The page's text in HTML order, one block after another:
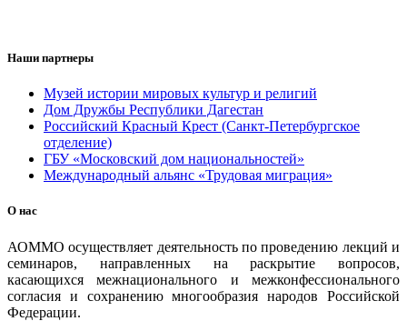
Наши партнеры
Музей истории мировых культур и религий
Дом Дружбы Республики Дагестан
Российский Красный Крест (Санкт-Петербургское
отделение)
ГБУ «Московский дом национальностей»
Международный альянс «Трудовая миграция»
О нас
АОММО осуществляет деятельность по проведению лекций и
семинаров, направленных на раскрытие вопросов,
касающихся межнационального и межконфессионального
согласия и сохранению многообразия народов Российской
Федерации.